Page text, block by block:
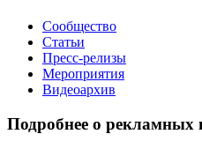
Сообщество
Статьи
Пресс-релизы
Мероприятия
Видеоархив
Подробнее о рекламных